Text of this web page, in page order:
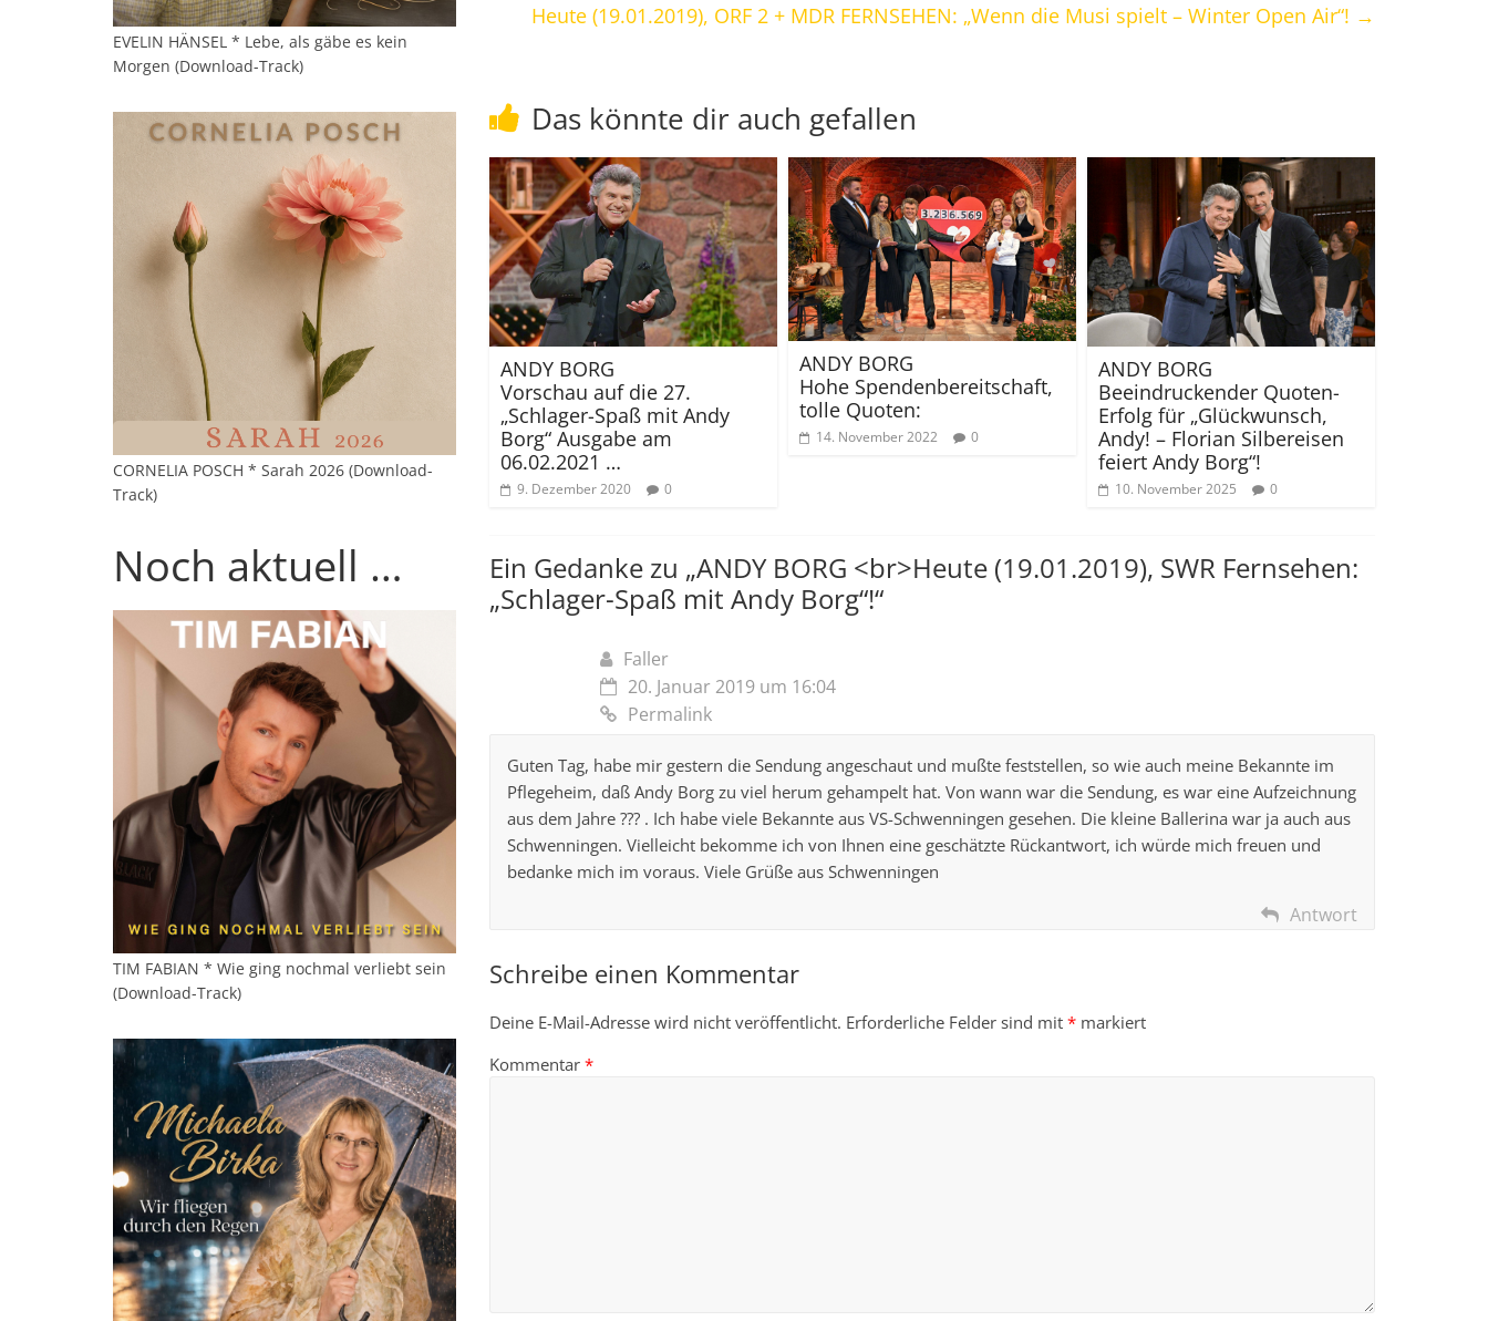
Heute (19.01.2019), ORF 2 + MDR FERNSEHEN: „Wenn die Musi spielt – Winter Open Air“! →
Das könnte dir auch gefallen
ANDY BORG
Vorschau auf die 27.
„Schlager-Spaß mit Andy
Borg“ Ausgabe am
06.02.2021 …
9. Dezember 2020 0
ANDY BORG
Hohe Spendenbereitschaft,
tolle Quoten:
14. November 2022 0
ANDY BORG
Beeindruckender Quoten-
Erfolg für „Glückwunsch,
Andy! – Florian Silbereisen
feiert Andy Borg“!
10. November 2025 0
Ein Gedanke zu „ANDY BORG <br>Heute (19.01.2019), SWR Fernsehen:
„Schlager-Spaß mit Andy Borg“!“
Faller
20. Januar 2019 um 16:04
Permalink
Guten Tag, habe mir gestern die Sendung angeschaut und mußte feststellen, so wie auch meine Bekannte im
Pflegeheim, daß Andy Borg zu viel herum gehampelt hat. Von wann war die Sendung, es war eine Aufzeichnung
aus dem Jahre ??? . Ich habe viele Bekannte aus VS-Schwenningen gesehen. Die kleine Ballerina war ja auch aus
Schwenningen. Vielleicht bekomme ich von Ihnen eine geschätzte Rückantwort, ich würde mich freuen und
bedanke mich im voraus. Viele Grüße aus Schwenningen
Antwort
Schreibe einen Kommentar
Deine E-Mail-Adresse wird nicht veröffentlicht. Erforderliche Felder sind mit * markiert
Kommentar *
EVELIN HÄNSEL * Lebe, als gäbe es kein
Morgen (Download-Track)
CORNELIA POSCH * Sarah 2026 (Download-
Track)
Noch aktuell …
TIM FABIAN * Wie ging nochmal verliebt sein
(Download-Track)